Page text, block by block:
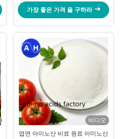
가장 좋은 가격 을 구하라
비디오
엽면 아미노산 비료 원료 아미노산